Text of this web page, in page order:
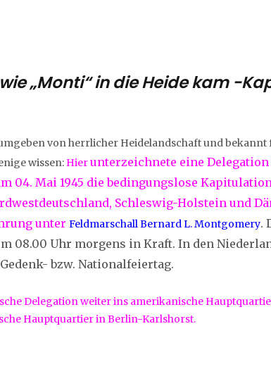
„Monti“ in die Heide kam -
von herrlicher Heidelandschaft und bekannt
wissen: Hierunterzeichnete eine Delegation
04. Mai 1945 die bedingungslose
Schleswig-Holstein und
unter Feldmarschall Bernard L. Montgomery.
08.00 Uhr morgens in Kraft. In den
bzw. Nationalfeiertag.
Delegation weiter ins amerikanische
Hauptquartier in Berlin-Karlshorst.